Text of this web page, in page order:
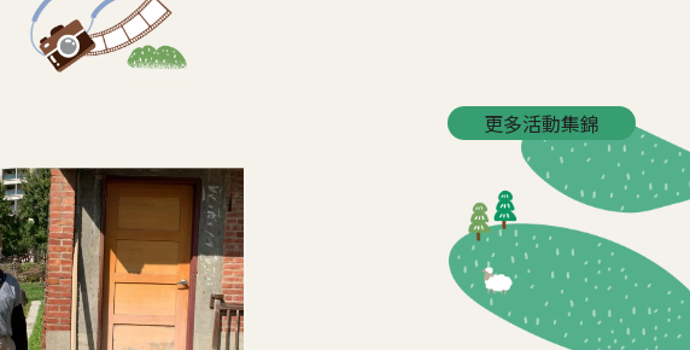
更多活動集錦